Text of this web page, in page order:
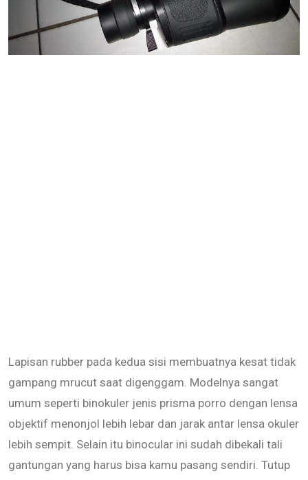
Lapisan rubber pada kedua sisi membuatnya kesat tidak
gampang mrucut saat digenggam. Modelnya sangat
umum seperti binokuler jenis prisma porro dengan lensa
objektif menonjol lebih lebar dan jarak antar lensa okuler
lebih sempit. Selain itu binocular ini sudah dibekali tali
gantungan yang harus bisa kamu pasang sendiri. Tutup